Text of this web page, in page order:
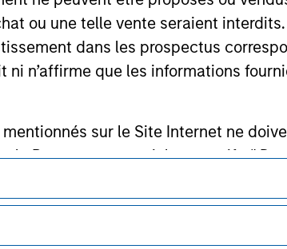
ou une telle vente seraient
dans les prospectus
n’affirme que les informations
sur le Site Internet ne
le Rapport semestriel respectifs ('
Morgan Stanley Investment
aucune omission susceptible
n'est donnée et Morgan Stanley
toute
à la diffusion